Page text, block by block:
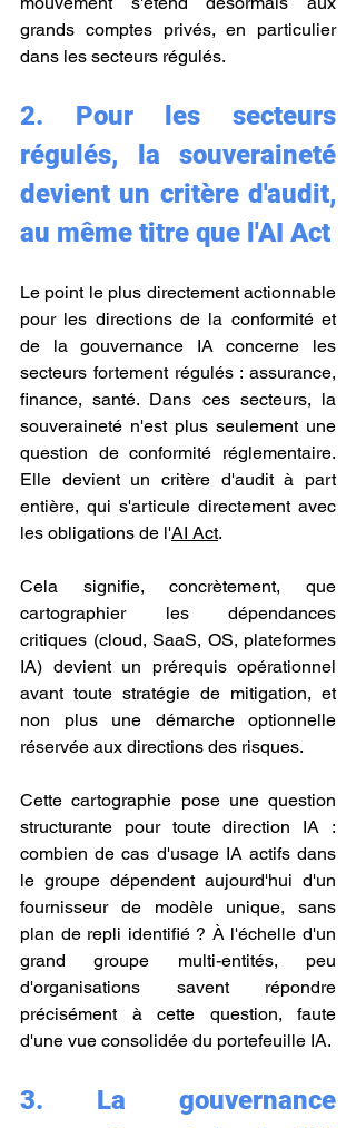
grands comptes privés, en particulier
dans les secteurs régulés.
2. Pour les secteurs
régulés, la souveraineté
devient un critère d'audit,
au même titre que l'AI Act
Le point le plus directement actionnable
pour les directions de la conformité et
de la gouvernance IA concerne les
secteurs fortement régulés : assurance,
finance, santé. Dans ces secteurs, la
souveraineté n'est plus seulement une
question de conformité réglementaire.
Elle devient un critère d'audit à part
entière, qui s'articule directement avec
les obligations de l'AI Act.
Cela signifie, concrètement, que
cartographier les dépendances
critiques (cloud, SaaS, OS, plateformes
IA) devient un prérequis opérationnel
avant toute stratégie de mitigation, et
non plus une démarche optionnelle
réservée aux directions des risques.
Cette cartographie pose une question
structurante pour toute direction IA :
combien de cas d'usage IA actifs dans
le groupe dépendent aujourd'hui d'un
fournisseur de modèle unique, sans
plan de repli identifié ? À l'échelle d'un
grand groupe multi-entités, peu
d'organisations savent répondre
précisément à cette question, faute
d'une vue consolidée du portefeuille IA.
3. La gouvernance